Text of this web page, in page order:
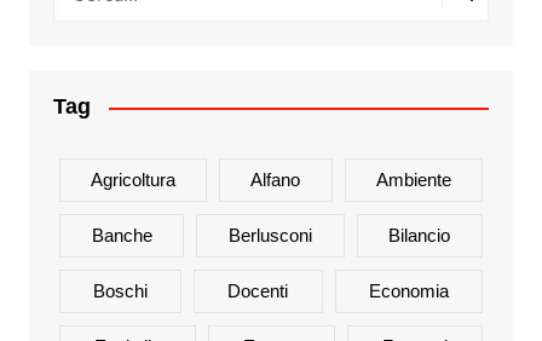
Tag
Agricoltura Alfano Ambiente
Banche Berlusconi Bilancio
Boschi Docenti Economia